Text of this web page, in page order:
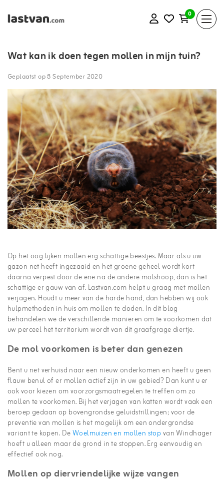
0
Wat kan ik doen tegen mollen in mijn tuin?
Geplaatst op8 September 2020
Op het oog lijken mollen erg schattige beestjes. Maar als u uw
gazon net heeft ingezaaid en het groene geheel wordt kort
daarna verpest door de ene na de andere molshoop, dan is het
schattige er gauw van af. Lastvan.com helpt u graag met mollen
verjagen. Houdt u meer van de harde hand, dan hebben wij ook
hulpmethoden in huis om mollen te doden. In dit blog
behandelen we de verschillende manieren om te voorkomen dat
uw perceel het territorium wordt van dit graafgrage diertje.
De mol voorkomen is beter dan genezen
Bent u net verhuisd naar een nieuw onderkomen en heeft u geen
flauw benul of er mollen actief zijn in uw gebied? Dan kunt u er
ook voor kiezen om voorzorgsmaatregelen te treffen om zo
mollen te voorkomen. Bij het verjagen van katten wordt vaak een
beroep gedaan op bovengrondse geluidstrillingen; voor de
preventie van mollen is het mogelijk om een ondergrondse
variant te kopen. DeWoelmuizen en mollen stopvan Windhager
hoeft u alleen maar de grond in te stoppen. Erg eenvoudig en
effectief ook nog.
Mollen op diervriendelijke wijze vangen